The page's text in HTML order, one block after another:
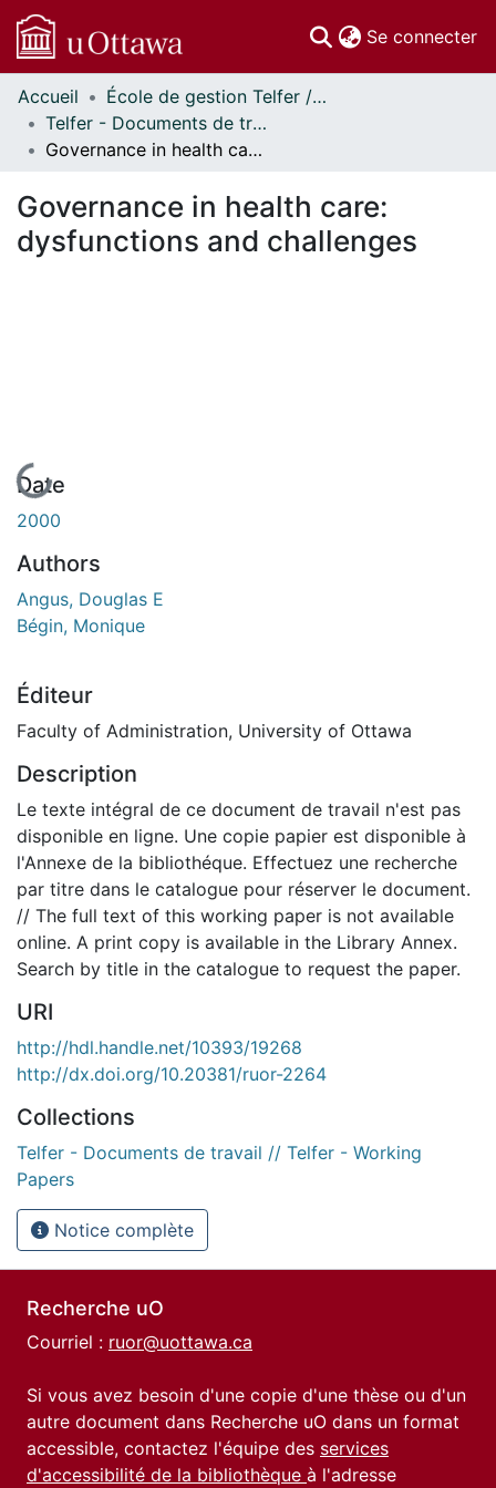
Se connecter
Communautés
et collections
Parcourir
À propos
Accueil
École de gestion Telfer // Telfer School of Management
Telfer - Documents de travail // Telfer - Working Papers
Governance in health care: dysfunctions and challenges
Governance in health care:
dysfunctions and challenges
En cours de chargement...
Date
2000
Authors
Angus, Douglas E
Bégin, Monique
Éditeur
Faculty of Administration, University of Ottawa
Description
Le texte intégral de ce document de travail n'est pas
disponible en ligne. Une copie papier est disponible à
l'Annexe de la bibliothéque. Effectuez une recherche
par titre dans le catalogue pour réserver le document.
// The full text of this working paper is not available
online. A print copy is available in the Library Annex.
Search by title in the catalogue to request the paper.
URI
http://hdl.handle.net/10393/19268
http://dx.doi.org/10.20381/ruor-2264
Collections
Telfer - Documents de travail // Telfer - Working
Papers
Notice complète
Recherche uO
Courriel : ruor@uottawa.ca
Si vous avez besoin d'une copie d'une thèse ou d'un
autre document dans Recherche uO dans un format
accessible, contactez l'équipe des services
d'accessibilité de la bibliothèque à l'adresse